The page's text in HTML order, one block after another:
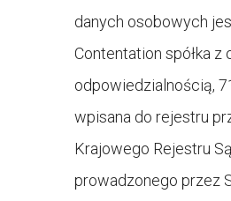
danych osobowych
Contentation spółka z
odpowiedzialnością,
wpisana do rejestru
Krajowego Rejestru
prowadzonego przez